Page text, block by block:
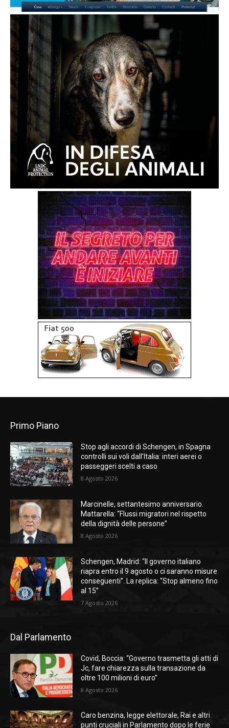
Primo Piano
Stop agli accordi di Schengen, in Spagna
controlli sui voli dall’Italia: interi aerei o
passeggeri scelti a caso
8 Agosto 2026
Marcinelle, settantesimo anniversario.
Mattarella: “Flussi migratori nel rispetto
della dignità delle persone”
8 Agosto 2026
Schengen, Madrid: “Il governo italiano
riapra entro il 9 agosto o ci saranno misure
conseguenti”. La replica: “Stop almeno fino
al 15”
7 Agosto 2026
Dal Parlamento
Covid, Boccia: “Governo trasmetta gli atti di
Jc, fare chiarezza sulla transazione da
oltre 100 milioni di euro”
8 Agosto 2026
Caro benzina, legge elettorale, Rai e altri
punti cruciali in Parlamento dopo le ferie